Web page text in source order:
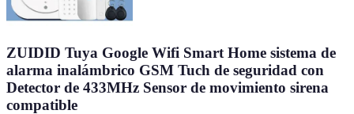
ZUIDID Tuya Google Wifi Smart Home sistema de
alarma inalámbrico GSM Tuch de seguridad con
Detector de 433MHz Sensor de movimiento sirena
compatible